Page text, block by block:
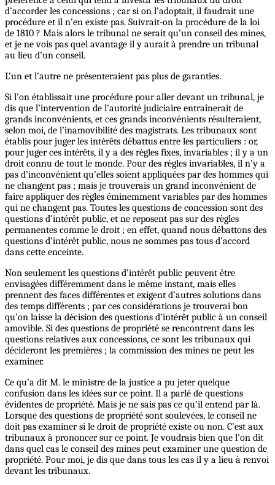
d’accorder les concessions ; car si on l’adoptait, il faudrait une
procédure et il n’en existe pas. Suivrait-on la procédure de la loi
de 1810 ? Mais alors le tribunal ne serait qu’un conseil des mines,
et je ne vois pas quel avantage il y aurait à prendre un tribunal
au lieu d’un conseil.
L’un et l’autre ne présenteraient pas plus de garanties.
Si l’on établissait une procédure pour aller devant un tribunal, je
dis que l’intervention de l’autorité judiciaire entraînerait de
grands inconvénients, et ces grands inconvénients résulteraient,
selon moi, de l’inamovibilité des magistrats. Les tribunaux sont
établis pour juger les intérêts débattus entre les particuliers : or,
pour juger ces intérêts, il y a des règles fixes, invariables ; il y a un
droit connu de tout le monde. Pour des règles invariables, il n’y a
pas d’inconvénient qu’elles soient appliquées par des hommes qui
ne changent pas ; mais je trouverais un grand inconvénient de
faire appliquer des règles éminemment variables par des hommes
qui ne changent pas. Toutes les questions de concession sont des
questions d’intérêt public, et ne reposent pas sur des règles
permanentes comme le droit ; en effet, quand nous débattons des
questions d’intérêt public, nous ne sommes pas tous d’accord
dans cette enceinte.
Non seulement les questions d’intérêt public peuvent être
envisagées différemment dans le même instant, mais elles
prennent des faces différentes et exigent d’autres solutions dans
des temps différents ; par ces considérations je trouverai bon
qu’on laisse la décision des questions d’intérêt public à un conseil
amovible. Si des questions de propriété se rencontrent dans les
questions relatives aux concessions, ce sont les tribunaux qui
décideront les premières ; la commission des mines ne peut les
examiner.
Ce qu’a dit M. le ministre de la justice a pu jeter quelque
confusion dans les idées sur ce point. Il a parlé de questions
évidentes de propriété. Mais je ne sais pas ce qu’il entend par là.
Lorsque des questions de propriété sont soulevées, le conseil ne
doit pas examiner si le droit de propriété existe ou non. C’est aux
tribunaux à prononcer sur ce point. Je voudrais bien que l’on dît
dans quel cas le conseil des mines peut examiner une question de
propriété. Pour moi, je dis que dans tous les cas il y a lieu à renvoi
devant les tribunaux.